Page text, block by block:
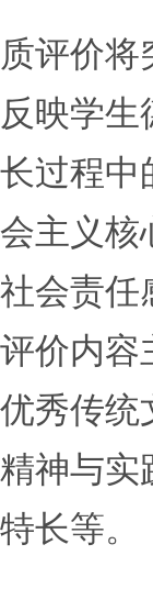
价将
映学
过程
主义
会责
价内
秀传
神与
长等。